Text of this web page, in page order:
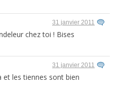
31 janvier 2011
chez toi ! Bises
31 janvier 2011
et les tiennes sont bien